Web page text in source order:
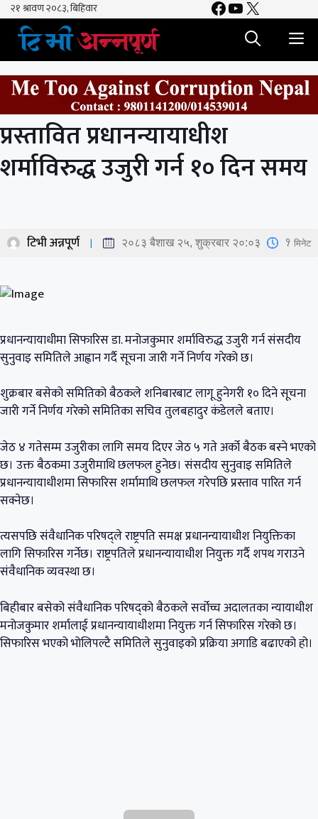
Skip
content
Facebook
YouTube
X
प्रस्तावित प्रधानन्यायाधीश
शर्माविरुद्ध उजुरी गर्न १० दिन समय
टिभी अन्नपूर्ण २०८३ बैशाख २५, शुक्रबार २०:०३ 1 मिनेट
प्रधानन्यायाधीमा सिफारिस डा. मनोजकुमार शर्माविरुद्ध उजुरी गर्न संसदीय
सुनुवाइ समितिले आह्वान गर्दै सूचना जारी गर्ने निर्णय गरेको छ।
शुक्रबार बसेको समितिको बैठकले शनिबारबाट लागू हुनेगरी १० दिने सूचना
जारी गर्ने निर्णय गरेको समितिका सचिव तुलबहादुर कंडेलले बताए।
जेठ ४ गतेसम्म उजुरीका लागि समय दिएर जेठ ५ गते अर्को बैठक बस्ने भएको
छ। उक्त बैठकमा उजुरीमाथि छलफल हुनेछ। संसदीय सुनुवाइ समितिले
प्रधानन्यायाधीशमा सिफारिस शर्मामाथि छलफल गरेपछि प्रस्ताव पारित गर्न
सक्नेछ।
त्यसपछि संवैधानिक परिषद्ले राष्ट्रपति समक्ष प्रधानन्यायाधीश नियुक्तिका
लागि सिफारिस गर्नेछ। राष्ट्रपतिले प्रधानन्यायाधीश नियुक्त गर्दै शपथ गराउने
संवैधानिक व्यवस्था छ।
बिहीबार बसेको संवैधानिक परिषद्को बैठकले सर्वोच्च अदालतका न्यायाधीश
मनोजकुमार शर्मालाई प्रधानन्यायाधीशमा नियुक्त गर्न सिफारिस गरेको छ।
सिफारिस भएको भोलिपल्टै समितिले सुनुवाइको प्रक्रिया अगाडि बढाएको हो।